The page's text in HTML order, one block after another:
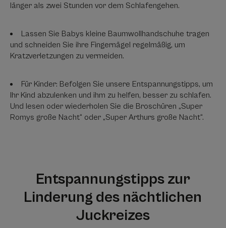
länger als zwei Stunden vor dem Schlafengehen.
Lassen Sie Babys kleine Baumwollhandschuhe tragen
und schneiden Sie ihre Fingernägel regelmäßig, um
Kratzverletzungen zu vermeiden.
Für Kinder: Befolgen Sie unsere Entspannungstipps, um
Ihr Kind abzulenken und ihm zu helfen, besser zu schlafen.
Und lesen oder wiederholen Sie die Broschüren „Super
Romys große Nacht“ oder „Super Arthurs große Nacht“.
Entspannungstipps zur
Linderung des nächtlichen
Juckreizes